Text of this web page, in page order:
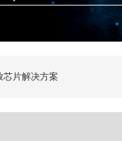
芯片解决方案